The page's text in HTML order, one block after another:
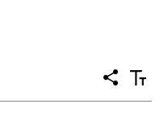
공
유
텍
스